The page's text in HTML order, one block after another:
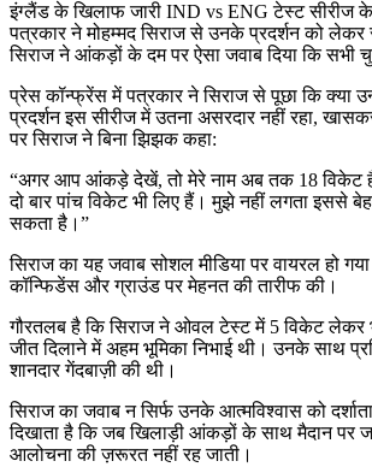
इंग्लैंड के खिलाफ जारी IND vs ENG टेस्ट सीरीज
पत्रकार ने मोहम्मद सिराज से उनके प्रदर्शन को लेकर
सिराज ने आंकड़ों के दम पर ऐसा जवाब दिया कि सभी
प्रेस कॉन्फ्रेंस में पत्रकार ने सिराज से पूछा कि क्या
प्रदर्शन इस सीरीज में उतना असरदार नहीं रहा,
पर सिराज ने बिना झिझक कहा:
“अगर आप आंकड़े देखें, तो मेरे नाम अब तक 18 विकेट
दो बार पांच विकेट भी लिए हैं। मुझे नहीं लगता इससे
सकता है।”
सिराज का यह जवाब सोशल मीडिया पर वायरल हो
कॉन्फिडेंस और ग्राउंड पर मेहनत की तारीफ की।
गौरतलब है कि सिराज ने ओवल टेस्ट में 5 विकेट लेकर
जीत दिलाने में अहम भूमिका निभाई थी। उनके साथ
शानदार गेंदबाज़ी की थी।
सिराज का जवाब न सिर्फ उनके आत्मविश्वास को
दिखाता है कि जब खिलाड़ी आंकड़ों के साथ मैदान पर
आलोचना की ज़रूरत नहीं रह जाती।